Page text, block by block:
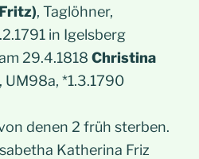
, Taglöhner,
in Igelsberg
29.4.1818 Christina
, UM98a, *1.3.1790
denen 2 früh sterben.
Katherina Friz